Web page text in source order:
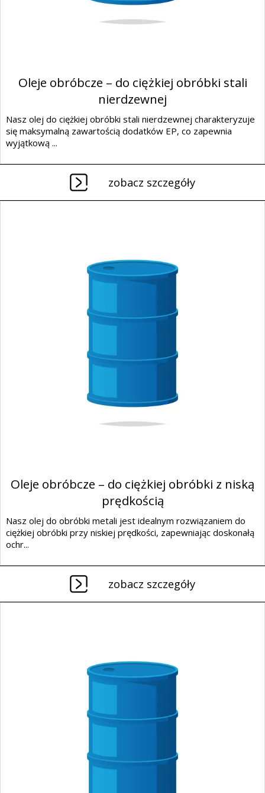
Oleje obróbcze – do ciężkiej obróbki stali
nierdzewnej
Nasz olej do ciężkiej obróbki stali nierdzewnej charakteryzuje
się maksymalną zawartością dodatków EP, co zapewnia
wyjątkową ...
zobacz szczegóły
Oleje obróbcze – do ciężkiej obróbki z niską
prędkością
Nasz olej do obróbki metali jest idealnym rozwiązaniem do
ciężkiej obróbki przy niskiej prędkości, zapewniając doskonałą
ochr...
zobacz szczegóły